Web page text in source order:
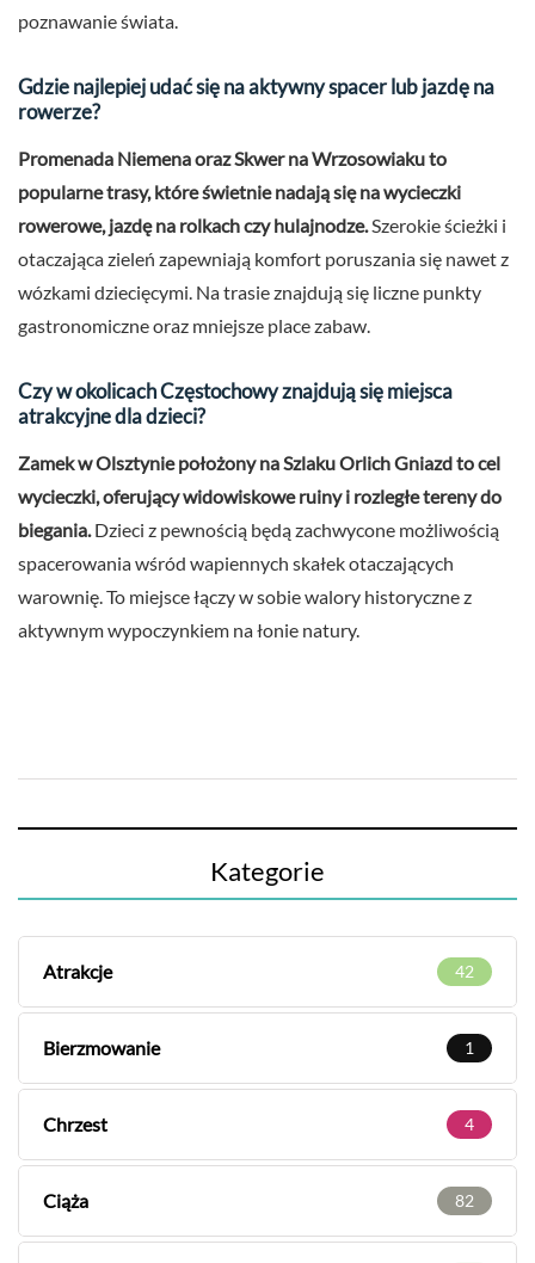
poznawanie świata.
Gdzie najlepiej udać się na aktywny spacer lub jazdę na
rowerze?
Promenada Niemena oraz Skwer na Wrzosowiaku to
popularne trasy, które świetnie nadają się na wycieczki
rowerowe, jazdę na rolkach czy hulajnodze. Szerokie ścieżki i
otaczająca zieleń zapewniają komfort poruszania się nawet z
wózkami dziecięcymi. Na trasie znajdują się liczne punkty
gastronomiczne oraz mniejsze place zabaw.
Czy w okolicach Częstochowy znajdują się miejsca
atrakcyjne dla dzieci?
Zamek w Olsztynie położony na Szlaku Orlich Gniazd to cel
wycieczki, oferujący widowiskowe ruiny i rozległe tereny do
biegania. Dzieci z pewnością będą zachwycone możliwością
spacerowania wśród wapiennych skałek otaczających
warownię. To miejsce łączy w sobie walory historyczne z
aktywnym wypoczynkiem na łonie natury.
Kategorie
Atrakcje 42
Bierzmowanie 1
Chrzest 4
Ciąża 82